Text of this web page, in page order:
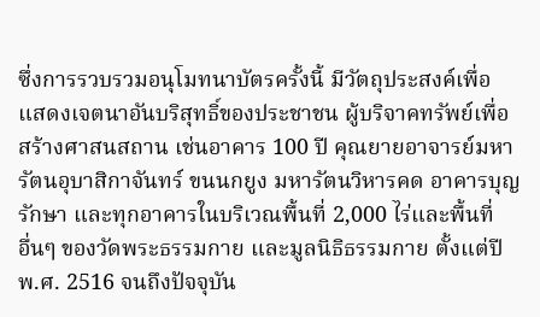
ซึ่งการรวบรวมอนุโมทนาบัตรครั้งนี้ มีวัตถุประสงค์เพื่อ
แสดงเจตนาอันบริสุทธิ์ของประชาชน ผู้บริจาคทรัพย์เพื่อ
สร้างศาสนสถาน เช่นอาคาร 100 ปี คุณยายอาจารย์มหา
รัตนอุบาสิกาจันทร์ ขนนกยูง มหารัตนวิหารคด อาคารบุญ
รักษา และทุกอาคารในบริเวณพื้นที่ 2,000 ไร่และพื้นที่
อื่นๆ ของวัดพระธรรมกาย และมูลนิธิธรรมกาย ตั้งแต่ปี
พ.ศ. 2516 จนถึงปัจจุบัน